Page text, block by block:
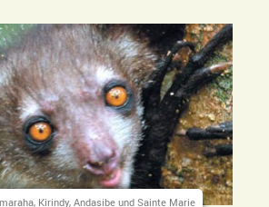
Kirindy, Andasibe und Sainte Marie